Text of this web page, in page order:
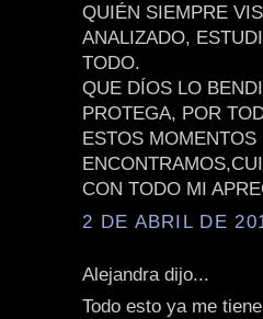
QUIÉN SIEMPRE
ANALIZADO,
TODO.
QUE DÍOS LO
PROTEGA, POR
ESTOS
CON TODO MI
2 DE ABRIL DE
Alejandra dijo...
Todo esto ya me